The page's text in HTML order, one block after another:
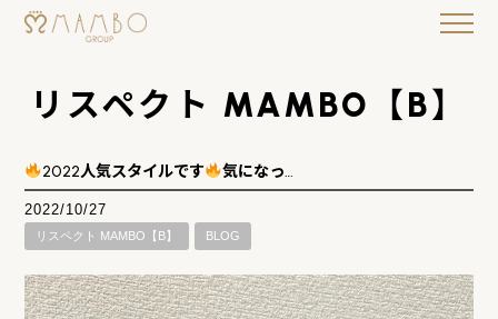
リスペクト MAMBO【B】
2022人気スタイルです 気になっ…
2022/10/27
リスペクト MAMBO【B】 BLOG